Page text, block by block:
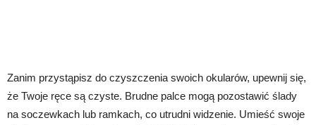
Zanim przystąpisz do czyszczenia swoich okularów, upewnij się,
że Twoje ręce są czyste. Brudne palce mogą pozostawić ślady
na soczewkach lub ramkach, co utrudni widzenie. Umieść swoje